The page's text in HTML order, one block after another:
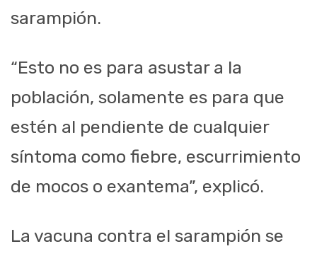
sarampión.
“Esto no es para asustar a la
población, solamente es para que
estén al pendiente de cualquier
síntoma como fiebre, escurrimiento
de mocos o exantema”, explicó.
La vacuna contra el sarampión se